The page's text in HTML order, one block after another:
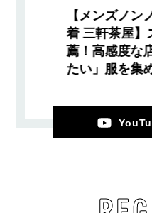
【メンズノン
着 三軒茶屋】
薦！高感度な
たい」服を集